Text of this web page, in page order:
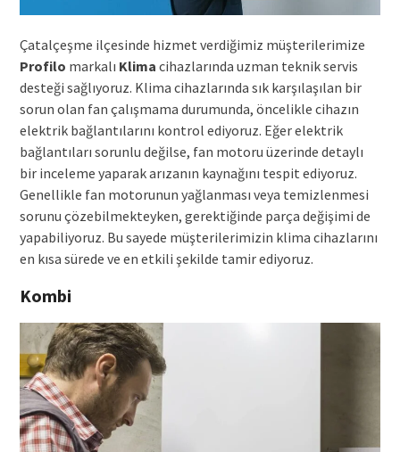
Çatalçeşme ilçesinde hizmet verdiğimiz müşterilerimize
Profilo markalı Klima cihazlarında uzman teknik servis
desteği sağlıyoruz. Klima cihazlarında sık karşılaşılan bir
sorun olan fan çalışmama durumunda, öncelikle cihazın
elektrik bağlantılarını kontrol ediyoruz. Eğer elektrik
bağlantıları sorunlu değilse, fan motoru üzerinde detaylı
bir inceleme yaparak arızanın kaynağını tespit ediyoruz.
Genellikle fan motorunun yağlanması veya temizlenmesi
sorunu çözebilmekteyken, gerektiğinde parça değişimi de
yapabiliyoruz. Bu sayede müşterilerimizin klima cihazlarını
en kısa sürede ve en etkili şekilde tamir ediyoruz.
Kombi